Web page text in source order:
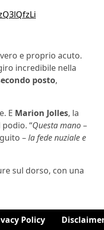
e proprio acuto.
incredibile nella
posto,
E Marion Jolles, la
“Questa mano–
–la fede nuziale e
sul dorso, con una
Policy